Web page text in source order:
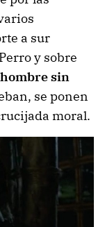
a sur
y sobre
hombre sin
se ponen
moral.